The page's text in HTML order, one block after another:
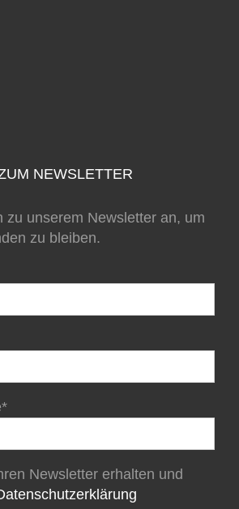
NEWSLETTER
zu unserem Newsletter an, um
zu bleiben.
Newsletter erhalten und